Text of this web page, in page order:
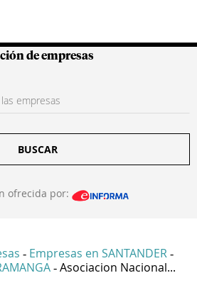
Colombianas
de empresas
BUSCAR
ofrecida por:
- Empresas en SANTANDER -
- Asociacion Nacional...